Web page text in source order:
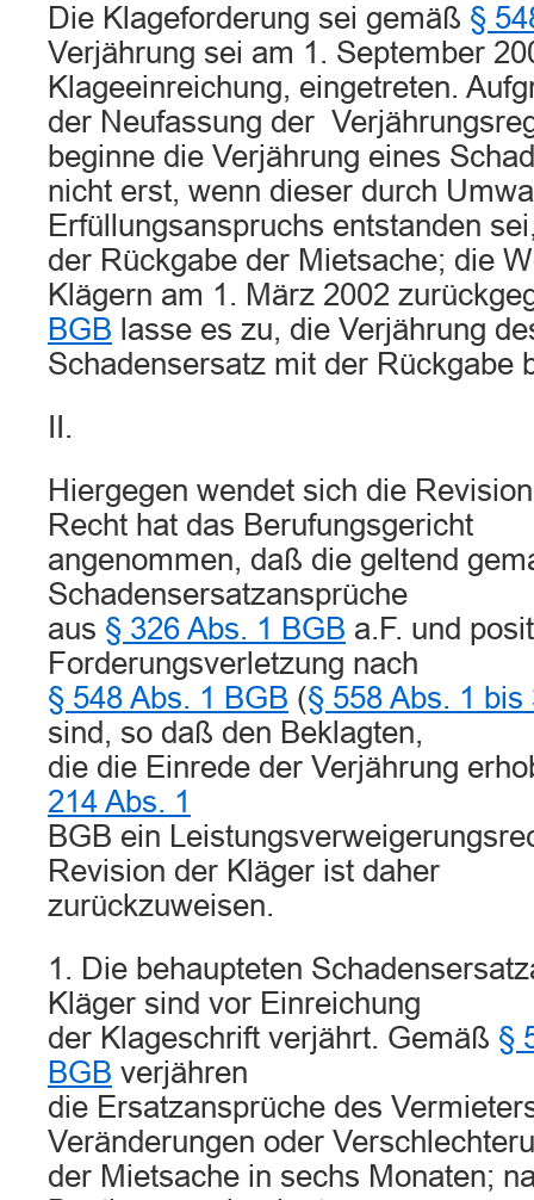
Die Klageforderung sei gemäß §
Verjährung sei am 1. September
Klageeinreichung, eingetreten.
der Neufassung der
beginne die Verjährung eines
nicht erst, wenn dieser durch
Erfüllungsanspruchs entstanden
der Rückgabe der Mietsache; die
Klägern am 1. März 2002
BGB lasse es zu, die Verjährung
Schadensersatz mit der Rückgabe
II.
Hiergegen wendet sich die
Recht hat das Berufungsgericht
angenommen, daß die geltend
Schadensersatzansprüche
aus § 326 Abs. 1 BGB a.F. und
Forderungsverletzung nach
§ 548 Abs. 1 BGB (§ 558 Abs. 1 bis
sind, so daß den Beklagten,
die die Einrede der Verjährung
214 Abs. 1
BGB ein
Revision der Kläger ist daher
zurückzuweisen.
1. Die behaupteten
Kläger sind vor Einreichung
der Klageschrift verjährt. Gemäß §
BGB verjähren
die Ersatzansprüche des
Veränderungen oder
der Mietsache in sechs Monaten;